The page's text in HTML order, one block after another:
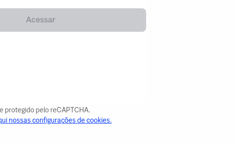
Acessar
protegido pelo reCAPTCHA.
nossas configurações de cookies.